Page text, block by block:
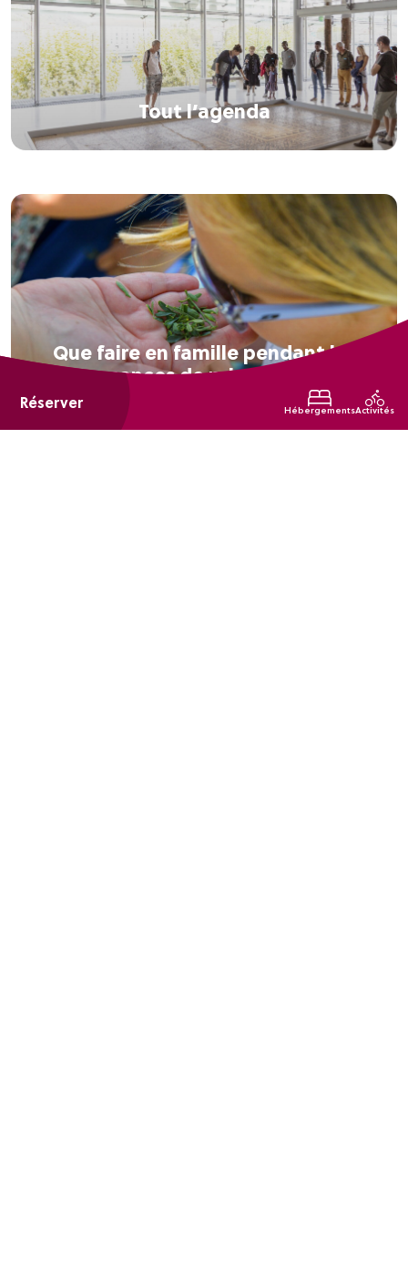
Réserver HébergementsActivités
Tout l’agenda
Que faire en famille pendant les
vacances de printemps ?